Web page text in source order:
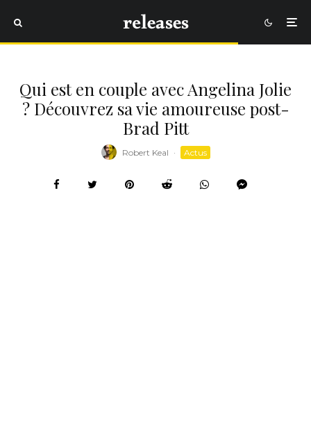
Qui est en couple avec Angelina Jolie
? Découvrez sa vie amoureuse post-
Brad Pitt
Robert Keal · Actus